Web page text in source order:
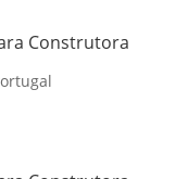
Construtora